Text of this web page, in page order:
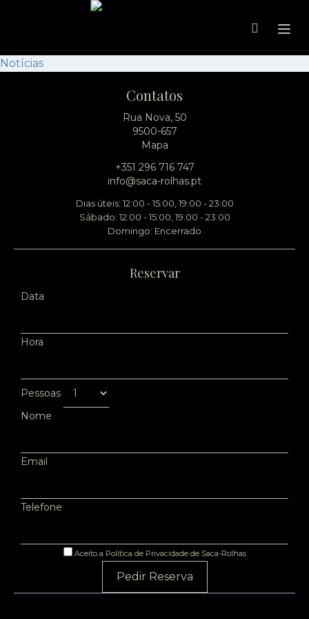
Notícias
Contatos
Rua Nova, 50
9500-657
Mapa
+351 296 716 747
info@saca-rolhas.pt
Dias úteis: 12:00 - 15:00, 19:00 - 23:00
Sábado: 12:00 - 15:00, 19:00 - 23:00
Domingo: Encerrado
Reservar
Data
Hora
Pessoas
Nome
Email
Telefone
Aceito a Política de Privacidade de Saca-Rolhas
Pedir Reserva